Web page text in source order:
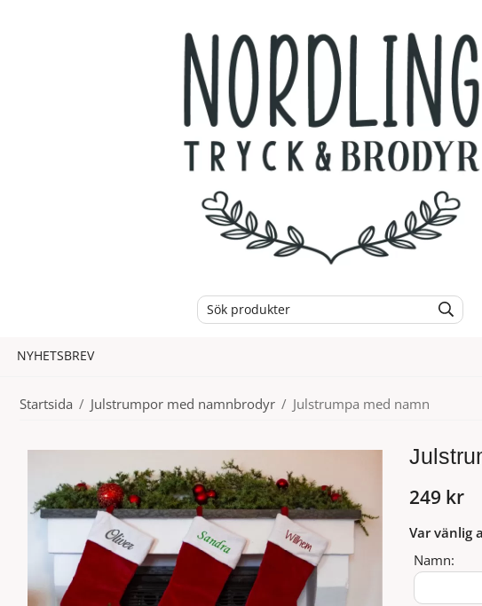
NYHETSBREV
Startsida / Julstrumpor med namnbrodyr / Julstrumpa med namn
249 kr
Var vänlig
Namn: